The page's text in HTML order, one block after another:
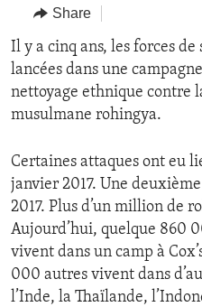
Navigation
Skip
to
Search
AFRICA
AMERICAS
EUROPE
TOPICS
HUMAN RIGHTS
SECURITY AND DEFENSE
AID AND DEVELOPMENT
ECONOMY AND TRADE
ENVIRONMENT AND
IDEALS AND INSTITUTIONS
ARCHIVE
ABOUT US
Share
Il y a cinq ans, les forces
lancées dans une
nettoyage ethnique contre
musulmane rohingya.
Certaines attaques ont eu
janvier 2017. Une
2017. Plus d’un million de
Aujourd’hui, quelque 860
vivent dans un camp à
000 autres vivent dans
l’Inde, la Thaïlande,